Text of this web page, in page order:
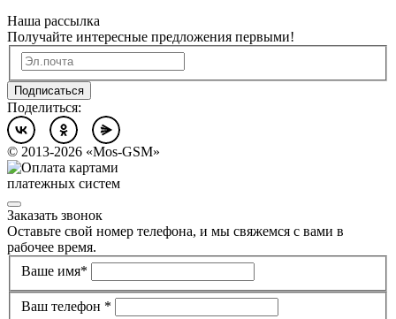
Наша рассылка
Получайте интересные предложения первыми!
Подписаться
Поделиться:
© 2013-2026 «Mos-GSM»
Заказать звонок
Оставьте свой номер телефона, и мы свяжемся с вами в
рабочее время.
Ваше имя*
Ваш телефон *